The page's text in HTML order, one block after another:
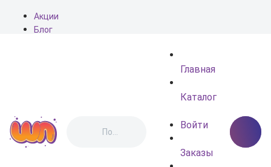
Акции
Блог
Главная
Каталог
Войти
Заказы